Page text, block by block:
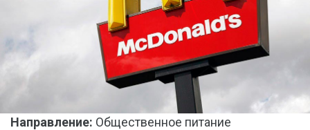
Направление: Общественное питание